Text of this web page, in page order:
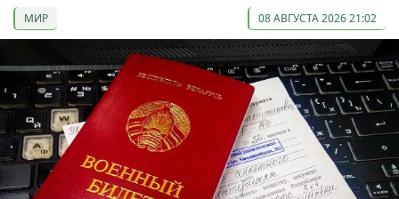
МИР 08 АВГУСТА 2026 21:02